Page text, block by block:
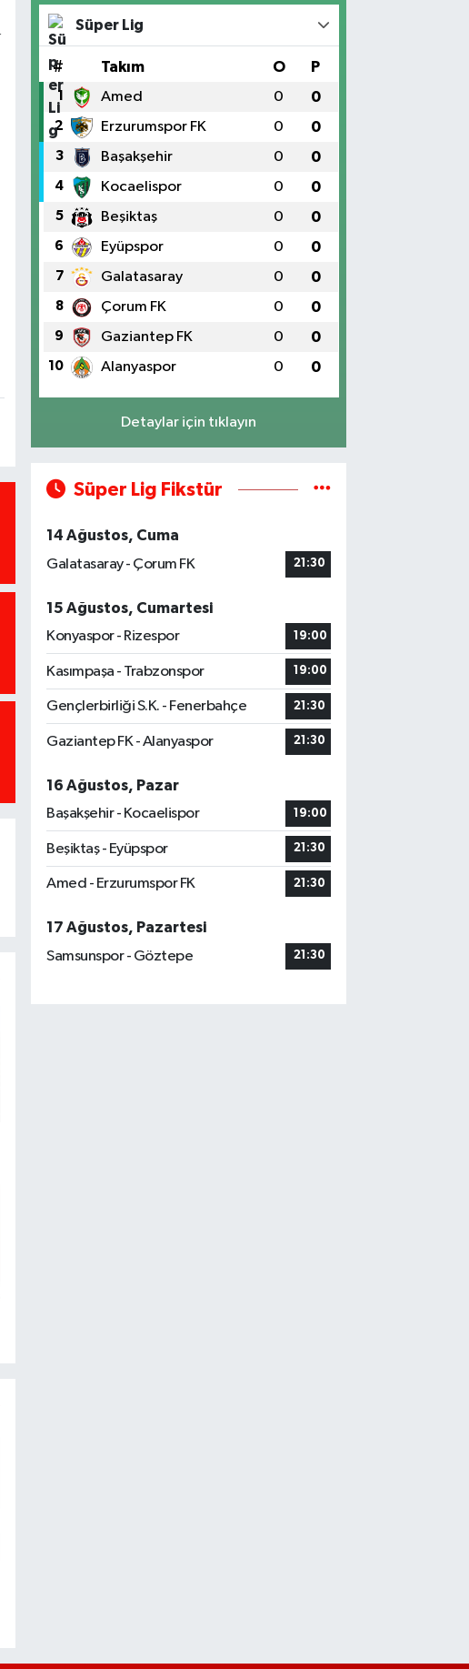
Süper Lig
# Takım O P
1 Amed 0 0
2 Erzurumspor FK 0 0
3 Başakşehir 0 0
4 Kocaelispor 0 0
5 Beşiktaş 0 0
6 Eyüpspor 0 0
7 Galatasaray 0 0
8 Çorum FK 0 0
9 Gaziantep FK 0 0
10 Alanyaspor 0 0
Detaylar için tıklayın
Süper Lig Fikstür
14 Ağustos, Cuma
Galatasaray - Çorum FK
21:30
15 Ağustos, Cumartesi
Konyaspor - Rizespor
19:00
Kasımpaşa - Trabzonspor 19:00
Gençlerbirliği S.K. - Fenerbahçe 21:30
Gaziantep FK - Alanyaspor 21:30
16 Ağustos, Pazar
Başakşehir - Kocaelispor
19:00
Beşiktaş - Eyüpspor 21:30
Amed - Erzurumspor FK 21:30
17 Ağustos, Pazartesi
Samsunspor - Göztepe
21:30